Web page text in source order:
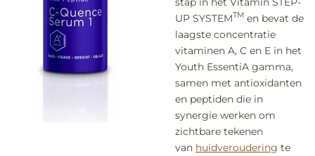
UP SYSTEMTM en bevat de
laagste concentratie
vitaminen A, C en E in het
Youth EssentiA gamma,
samen met antioxidanten
en peptiden die in
synergie werken om
zichtbare tekenen
van huidveroudering te